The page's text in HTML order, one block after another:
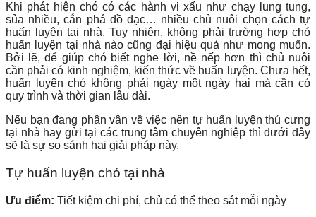
Khi phát hiện chó có các hành vi xấu như chạy lung tung,
sủa nhiều, cắn phá đồ đạc… nhiều chủ nuôi chọn cách tự
huấn luyện tại nhà. Tuy nhiên, không phải trường hợp chó
huấn luyện tại nhà nào cũng đại hiệu quả như mong muốn.
Bởi lẽ, để giúp chó biết nghe lời, nề nếp hơn thì chủ nuôi
cần phải có kinh nghiệm, kiến thức về huấn luyện. Chưa hết,
huấn luyện chó không phải ngày một ngày hai mà cần có
quy trình và thời gian lâu dài.
Nếu bạn đang phân vân về việc nên tự huấn luyện thú cưng
tại nhà hay gửi tại các trung tâm chuyên nghiệp thì dưới đây
sẽ là sự so sánh hai giải pháp này.
Tự huấn luyện chó tại nhà
Ưu điểm: Tiết kiệm chi phí, chủ có thể theo sát mỗi ngày